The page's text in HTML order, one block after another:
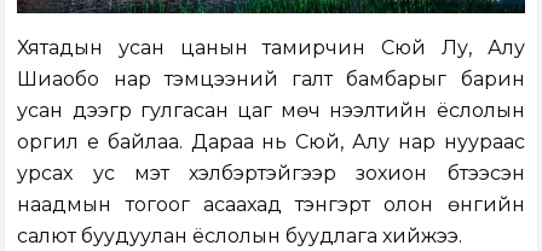
Хятадын усан цанын тамирчин Сюй Лу, Алу
Шиаобо нар тэмцээний галт бамбарыг барин
усан дээгүүр гулгасан цаг мөч нээлтийн ёслолын
оргил үе байлаа. Дараа нь Сюй, Алу нар нуураас
урсах ус мэт хэлбэртэйгээр зохион бүтээсэн
наадмын тогоог асаахад тэнгэрт олон өнгийн
салют буудуулан ёслолын буудлага хийжээ.